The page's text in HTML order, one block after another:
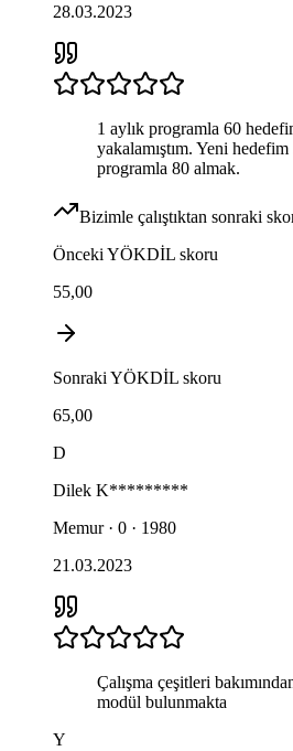
28.03.2023
1 aylık programla 60
yakalamıştım. Yeni hedefim
programla 80 almak.
Bizimle çalıştıktan sonraki
Önceki YÖKDİL skoru
55,00
Sonraki YÖKDİL skoru
65,00
D
Dilek K*********
Memur · 0 · 1980
21.03.2023
Çalışma çeşitleri
modül bulunmakta
Y